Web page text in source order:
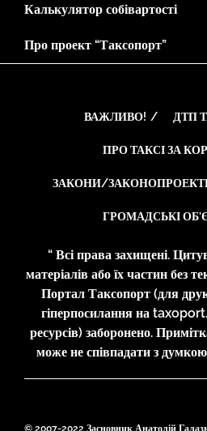
Калькулятор собівартості
Про проект “Таксопорт”
ВАЖЛИВО! ДТП
ПРО ТАКСІ ЗА
ЗАКОНИ/
ГРОМАДСЬКІ
“ Всі права захищені.
матеріалів або їх частин без
Портал Таксопорт (для
гіперпосилання на
ресурсів) заборонено.
може не співпадати з думкою
© 2007-2022 Засновник Анатолій